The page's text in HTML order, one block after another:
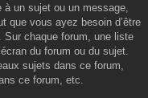
un sujet ou un message,
que vous ayez besoin d’être
Sur chaque forum, une liste
du forum ou du sujet.
sujets dans ce forum,
ce forum, etc.